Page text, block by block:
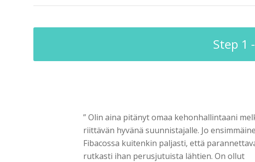
Step 1
” Olin aina pitänyt omaa kehonhallintaani
riittävän hyvänä suunnistajalle. Jo
Fibacossa kuitenkin paljasti, että
rutkasti ihan perusjutuista lähtien. On ollut